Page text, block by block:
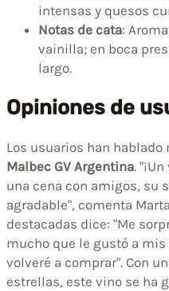
intensas y quesos
Notas de cata:
vainilla; en boca
largo.
Opiniones de
Los usuarios han hablado
Malbec GV Argentina.
una cena con amigos, su
agradable", comenta
destacadas dice: "Me
mucho que le gustó a
volveré a comprar". Con
estrellas, este vino se ha